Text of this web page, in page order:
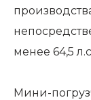
менее 64,5
Мини-